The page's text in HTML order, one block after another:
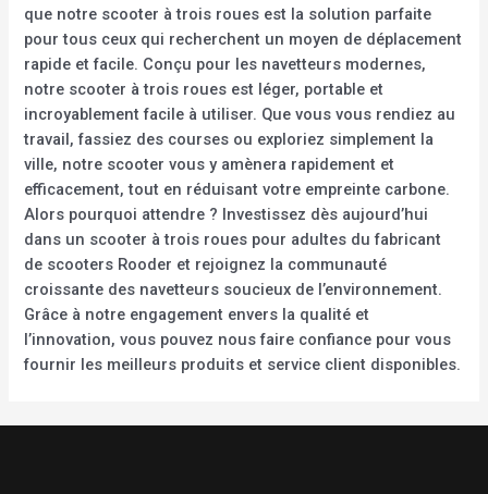
que notre scooter à trois roues est la solution parfaite
pour tous ceux qui recherchent un moyen de déplacement
rapide et facile. Conçu pour les navetteurs modernes,
notre scooter à trois roues est léger, portable et
incroyablement facile à utiliser. Que vous vous rendiez au
travail, fassiez des courses ou exploriez simplement la
ville, notre scooter vous y amènera rapidement et
efficacement, tout en réduisant votre empreinte carbone.
Alors pourquoi attendre ? Investissez dès aujourd’hui
dans un scooter à trois roues pour adultes du fabricant
de scooters Rooder et rejoignez la communauté
croissante des navetteurs soucieux de l’environnement.
Grâce à notre engagement envers la qualité et
l’innovation, vous pouvez nous faire confiance pour vous
fournir les meilleurs produits et service client disponibles.